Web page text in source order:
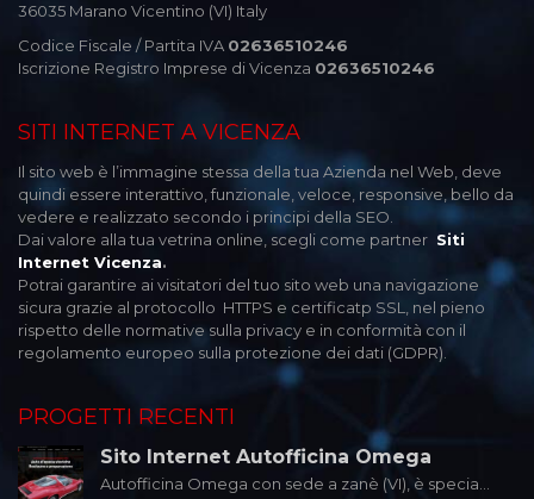
36035 Marano Vicentino (VI) Italy
Codice Fiscale / Partita IVA 02636510246
Iscrizione Registro Imprese di Vicenza 02636510246
SITI INTERNET A VICENZA
Il sito web è l’immagine stessa della tua Azienda nel Web, deve
quindi essere interattivo, funzionale, veloce, responsive, bello da
vedere e realizzato secondo i principi della SEO.
Dai valore alla tua vetrina online, scegli come partner Siti
Internet Vicenza.
Potrai garantire ai visitatori del tuo sito web una navigazione
sicura grazie al protocollo HTTPS e certificatp SSL, nel pieno
rispetto delle normative sulla privacy e in conformità con il
regolamento europeo sulla protezione dei dati (GDPR).
PROGETTI RECENTI
Sito Internet Autofficina Omega
Autofficina Omega con sede a zanè (VI), è specia...